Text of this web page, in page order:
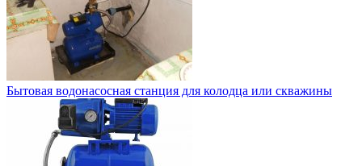
Бытовая водонасосная станция для колодца или скважины